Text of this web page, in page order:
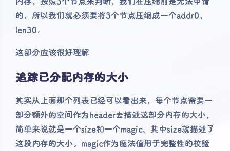
的，所以我们就必须要将3个节点压缩成一个addr0，
len30。
这部分应该很好理解
追踪已分配内存的大小
其实从上面那个列表已经可以看出来，每个节点需要一
部分额外的空间作为header去描述这部分内存的大小，
简单来说就是一个size和一个magic。其中size就描述了
这段内存的大小。magic作为魔法值用于完整性的校验